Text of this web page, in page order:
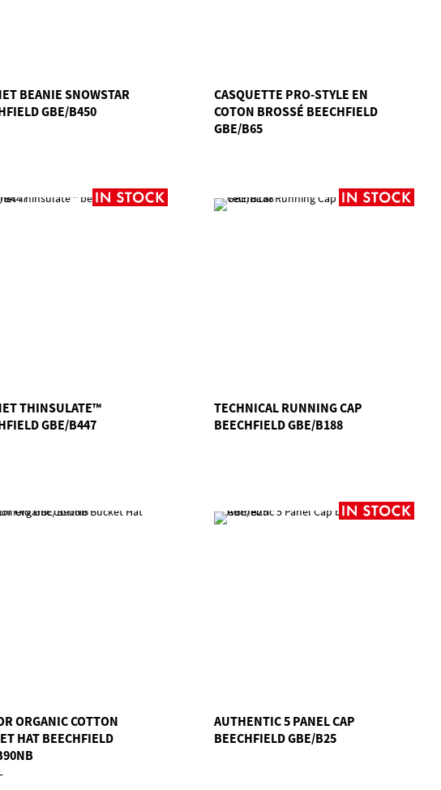
BEANIE SNOWSTAR
GBE/B450
CASQUETTE PRO-STYLE EN
COTON BROSSÉ BEECHFIELD
GBE/B65
THINSULATE™
GBE/B447
TECHNICAL RUNNING CAP
BEECHFIELD GBE/B188
ORGANIC COTTON
HAT BEECHFIELD
AUTHENTIC 5 PANEL CAP
BEECHFIELD GBE/B25